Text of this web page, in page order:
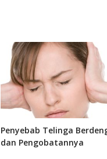
Penyebab Telinga
dan Pengobatannya